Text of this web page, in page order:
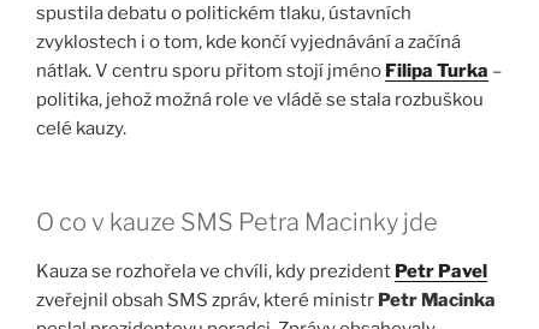
spustila debatu o politickém tlaku, ústavních
zvyklostech i o tom, kde končí vyjednávání a začíná
nátlak. V centru sporu přitom stojí jméno Filipa Turka –
politika, jehož možná role ve vládě se stala rozbuškou
celé kauzy.
O co v kauze SMS Petra Macinky jde
Kauza se rozhořela ve chvíli, kdy prezident Petr Pavel
zveřejnil obsah SMS zpráv, které ministr Petr Macinka